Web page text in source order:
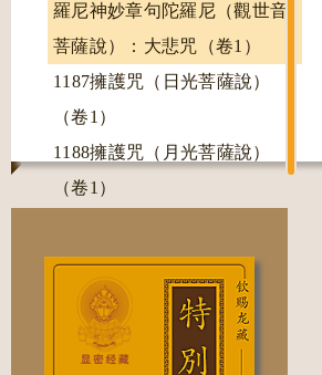
22- 1
羅尼神妙章句陀羅尼（觀世音
菩薩說）：大悲咒（卷1）
1187擁護咒（日光菩薩說）
（卷1）
1188擁護咒（月光菩薩說）
（卷1）